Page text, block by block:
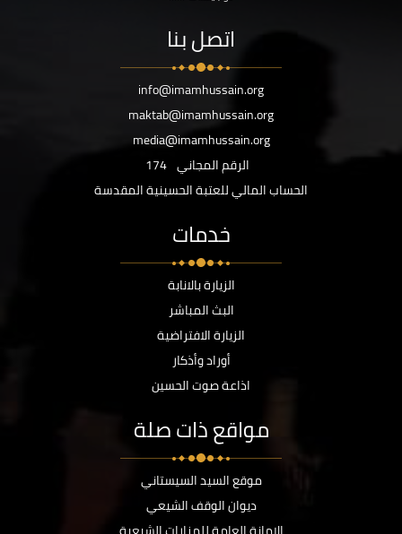
اتصل بنا
info@imamhussain.org
maktab@imamhussain.org
media@imamhussain.org
الرقم المجاني 174
الحساب المالي للعتبة الحسينية المقدسة
خدمات
الزيارة بالانابة
البث المباشر
الزيارة الافتراضية
أوراد وأذكار
اذاعة صوت الحسين
مواقع ذات صلة
موقع السيد السيستاني
ديوان الوقف الشيعي